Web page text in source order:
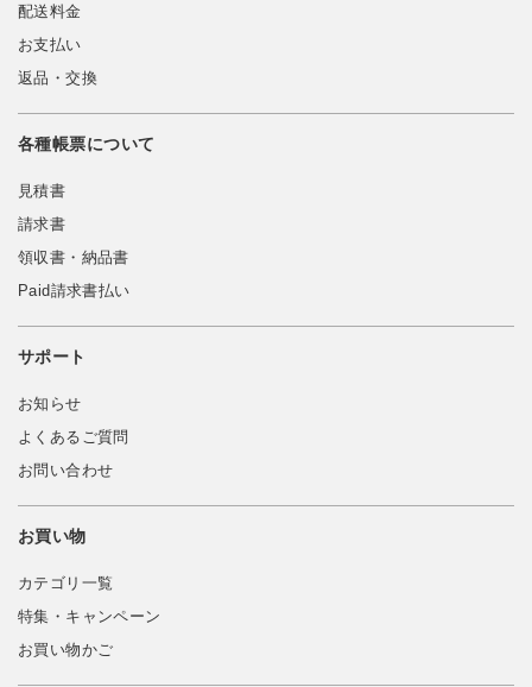
配送料金
お支払い
返品・交換
各種帳票について
見積書
請求書
領収書・納品書
Paid請求書払い
サポート
お知らせ
よくあるご質問
お問い合わせ
お買い物
カテゴリ一覧
特集・キャンペーン
お買い物かご